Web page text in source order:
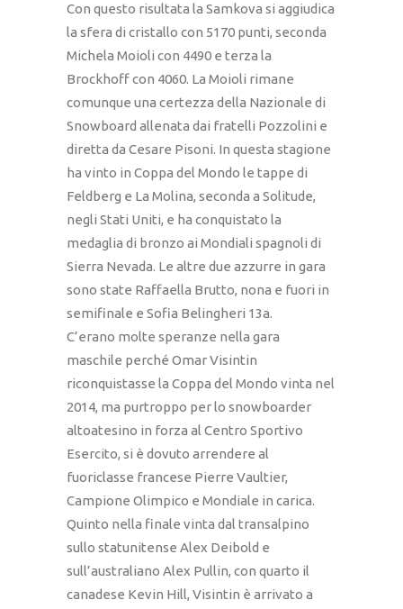
Con questo risultata la Samkova si aggiudica
la sfera di cristallo con 5170 punti, seconda
Michela Moioli con 4490 e terza la
Brockhoff con 4060. La Moioli rimane
comunque una certezza della Nazionale di
Snowboard allenata dai fratelli Pozzolini e
diretta da Cesare Pisoni. In questa stagione
ha vinto in Coppa del Mondo le tappe di
Feldberg e La Molina, seconda a Solitude,
negli Stati Uniti, e ha conquistato la
medaglia di bronzo ai Mondiali spagnoli di
Sierra Nevada. Le altre due azzurre in gara
sono state Raffaella Brutto, nona e fuori in
semifinale e Sofia Belingheri 13a.
C’erano molte speranze nella gara
maschile perché Omar Visintin
riconquistasse la Coppa del Mondo vinta nel
2014, ma purtroppo per lo snowboarder
altoatesino in forza al Centro Sportivo
Esercito, si è dovuto arrendere al
fuoriclasse francese Pierre Vaultier,
Campione Olimpico e Mondiale in carica.
Quinto nella finale vinta dal transalpino
sullo statunitense Alex Deibold e
sull’australiano Alex Pullin, con quarto il
canadese Kevin Hill, Visintin è arrivato a